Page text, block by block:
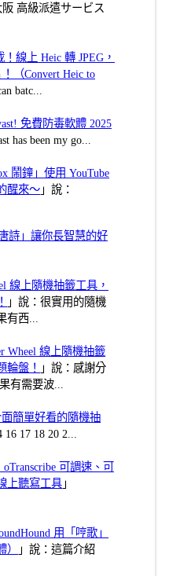
高級派遣サービス
！線上 Heic 轉 JPEG，
（Convert Heic to
batc...
免費防毒軟體 2025
has been my go...
鬧鐘」使用 YouTube
醒來～ 」說：
詩」讓你長智慧的好
線上隨機抽籤工具，
」說：很實用的隨機
西...
Wheel 線上隨機抽籤
輪盤！
」說：感謝分
有需要波...
面簡單好看的隨機抽
17 18 20 2...
可調速、可
上聽寫工具 」
用「哼歌」
」說：這篇介紹